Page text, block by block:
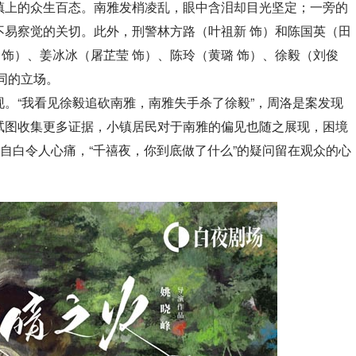
的众生百态。南雅发梢凌乱，眼中含泪却目光坚定；一旁的
察觉的关切。此外，刑警林方路（叶祖新 饰）和陈国英（田
）、姜冰冰（屠芷莹 饰）、陈玲（黄璐 饰）、徐毅（刘俊
立场。
“我看见徐毅追砍南雅，南雅失手杀了徐毅”，周洛是案发现
收集更多证据，小镇居民对于南雅的偏见也随之展现，困境
白令人心痛，“千禧夜，你到底做了什么”的疑问留在观众的心